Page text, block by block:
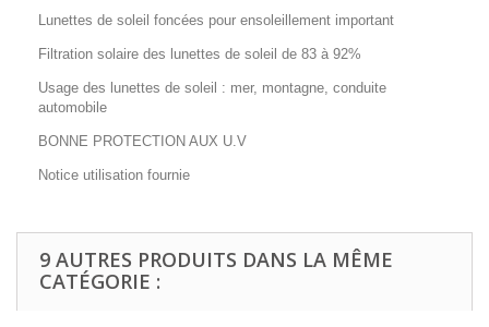
Lunettes de soleil foncées pour ensoleillement important
Filtration solaire des lunettes de soleil de 83 à 92%
Usage des lunettes de soleil : mer, montagne, conduite
automobile
BONNE PROTECTION AUX U.V
Notice utilisation fournie
9 AUTRES PRODUITS DANS LA MÊME
CATÉGORIE :